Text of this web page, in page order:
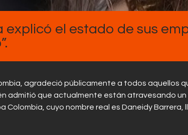
explicó el estado de sus
agradeció públicamente a todos aquellos
admitió que actualmente están atravesando
Colombia, cuyo nombre real es Daneidy Barrera,